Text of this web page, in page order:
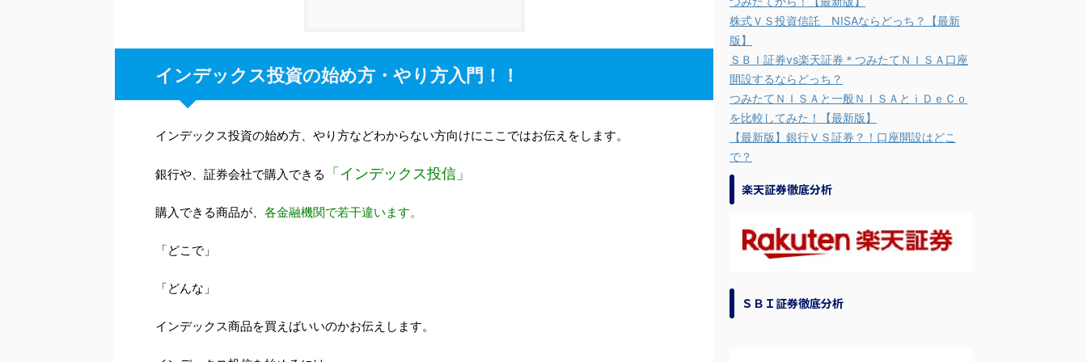
インデックス投資の始め方・やり方入門！！
インデックス投資の始め方、やり方などわからない方向けにここではお伝えをします。
銀行や、証券会社で購入できる 「インデックス投信」
購入できる商品が、 各金融機関で若干違います。
「どこで」
「どんな」
インデックス商品を買えばいいのかお伝えします。
株式ＶＳ投資信託 NISAならどっち？【最新
版】
ＳＢＩ証券vs楽天証券＊つみたてＮＩＳＡ口座
開設するならどっち？
つみたてＮＩＳＡと一般ＮＩＳＡとｉＤｅＣｏ
を比較してみた！【最新版】
【最新版】銀行ＶＳ証券？！口座開設はどこ
で？
楽天証券徹底分析
ＳＢＩ証券徹底分析